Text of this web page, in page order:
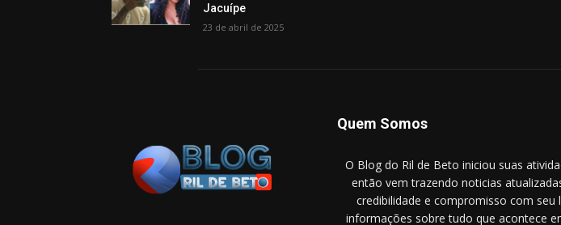
Jacuípe
23 de abril de 2025
Quem Somos
O Blog do Ril de Beto iniciou suas
então vem trazendo noticias
credibilidade e compromisso com seu
informações sobre tudo que acontece